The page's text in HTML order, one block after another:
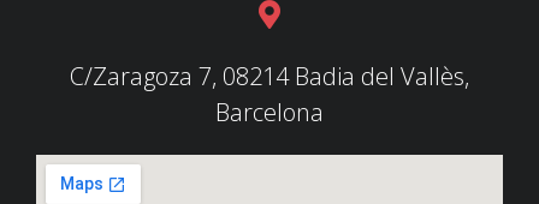
C/Zaragoza 7, 08214 Badia del Vallès,
Barcelona